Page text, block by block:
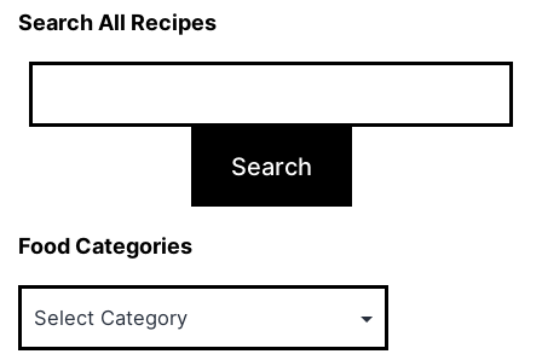
Search All Recipes
Food Categories